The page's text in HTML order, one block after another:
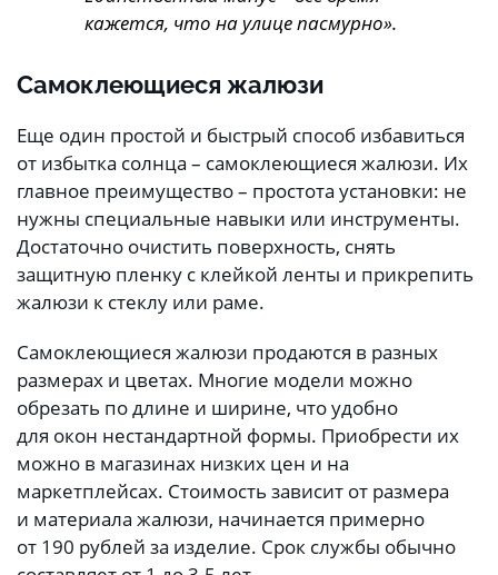
кажется, что на улице пасмурно».
Самоклеющиеся жалюзи
Еще один простой и быстрый способ избавиться
от избытка солнца – самоклеющиеся жалюзи. Их
главное преимущество – простота установки: не
нужны специальные навыки или инструменты.
Достаточно очистить поверхность, снять
защитную пленку с клейкой ленты и прикрепить
жалюзи к стеклу или раме.
Самоклеющиеся жалюзи продаются в разных
размерах и цветах. Многие модели можно
обрезать по длине и ширине, что удобно
для окон нестандартной формы. Приобрести их
можно в магазинах низких цен и на
маркетплейсах. Стоимость зависит от размера
и материала жалюзи, начинается примерно
от 190 рублей за изделие. Срок службы обычно